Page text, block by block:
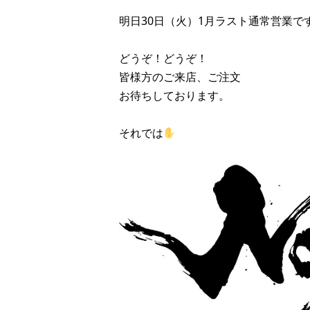
明日30日（火）1月ラスト通常営業で
どうぞ！どうぞ！
皆様方のご来店、ご注文
お待ちしております。
それでは